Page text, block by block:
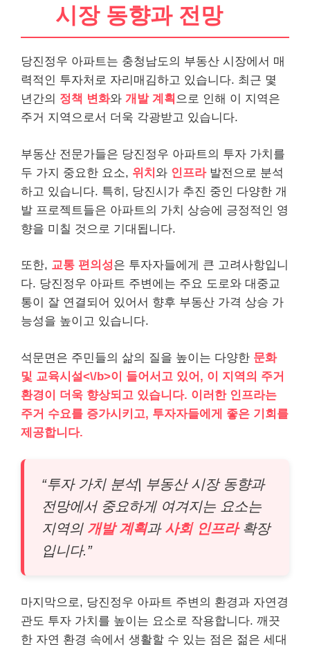
시장 동향과 전망
당진정우 아파트는 충청남도의 부동산 시장에서 매
력적인 투자처로 자리매김하고 있습니다. 최근 몇
년간의 정책 변화와 개발 계획 으로 인해 이 지역은
주거 지역으로서 더욱 각광받고 있습니다.
부동산 전문가들은 당진정우 아파트의 투자 가치를
두 가지 중요한 요소, 위치 와 인프라발전으로 분석
하고 있습니다. 특히, 당진시가 추진 중인 다양한 개
발 프로젝트들은 아파트의 가치 상승에 긍정적인 영
향을 미칠 것으로 기대됩니다.
또한, 교통 편의성은 투자자들에게 큰 고려사항입니
다. 당진정우 아파트 주변에는 주요 도로와 대중교
통이 잘 연결되어 있어서 향후 부동산 가격 상승 가
능성을 높이고 있습니다.
석문면은 주민들의 삶의 질을 높이는 다양한 문화
및 교육시설<\/b>이 들어서고 있어, 이 지역의 주거
환경이 더욱 향상되고 있습니다. 이러한 인프라는
주거 수요를 증가시키고, 투자자들에게 좋은 기회를
제공합니다.
“투자 가치 분석| 부동산 시장 동향과
전망에서 중요하게 여겨지는 요소는
지역의 개발 계획과 사회 인프라확장
입니다.”
마지막으로, 당진정우 아파트 주변의 환경과 자연경
관도 투자 가치를 높이는 요소로 작용합니다. 깨끗
한 자연 환경 속에서 생활할 수 있는 점은 젊은 세대